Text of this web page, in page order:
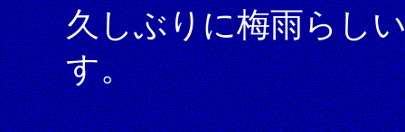
久しぶりに梅雨らし
す。